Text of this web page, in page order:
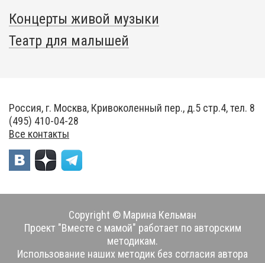
Концерты живой музыки
Театр для малышей
Россия, г. Москва, Кривоколенный пер., д.5 стр.4, тел. 8
(495) 410-04-28
Все контакты
Copyright © Марина Кельман
Проект "Вместе с мамой" работает по авторским
методикам.
Использование наших методик без согласия автора